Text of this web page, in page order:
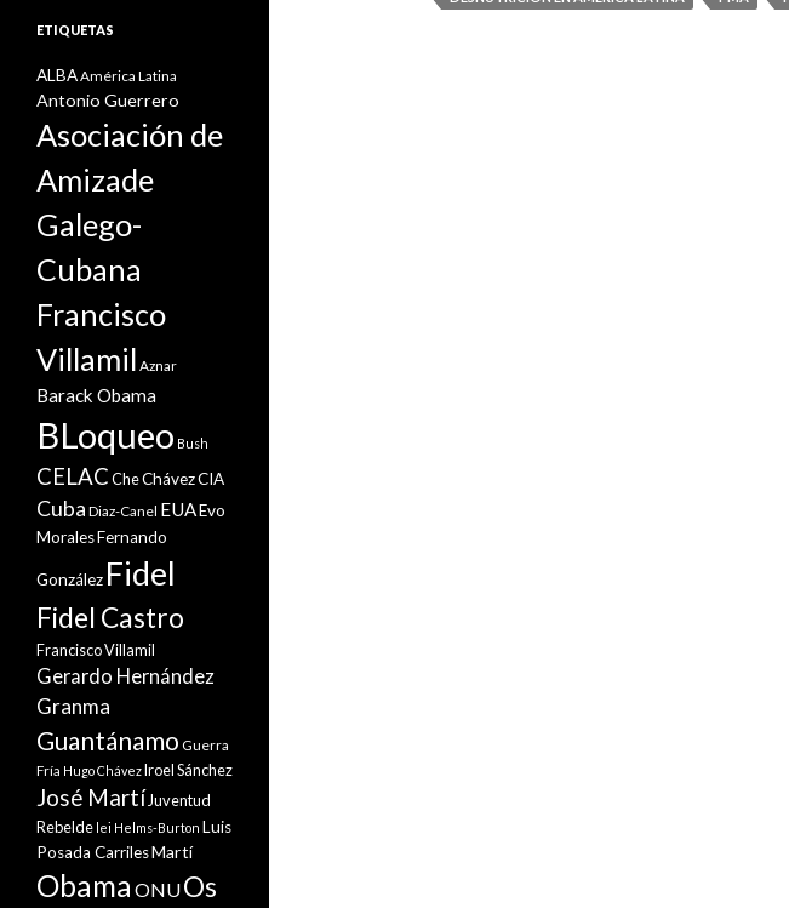
ETIQUETAS
ALBAAmérica Latina
Antonio Guerrero
Asociación de
Amizade
Galego-
Cubana
Francisco
Villamil Aznar
Barack Obama
BLoqueo Bush
CELACCheChávezCIA
Cuba Diaz-Canel EUAEvo
MoralesFernando
González Fidel
Fidel Castro
Francisco Villamil
Gerardo Hernández
Granma
Guantánamo Guerra
Fría Hugo ChávezIroel Sánchez
José Martí Juventud
Rebelde lei Helms-Burton Luis
Posada CarrilesMartí
Obama ONUOs